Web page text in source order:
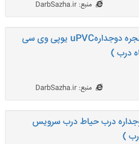
منبع: DarbSazha.ir
تولیدی درب وپنجره دوجدارهuPVC یوپی وی سی
درب )
منبع: DarbSazha.ir
درب حیاط درب سرویس